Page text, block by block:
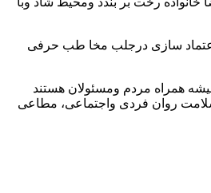
اعتماد سازی درجلب مخا طب حرفی
همراه مردم ومسئولان هستند
سلامت روان فردی واجتماعی، مطاعی